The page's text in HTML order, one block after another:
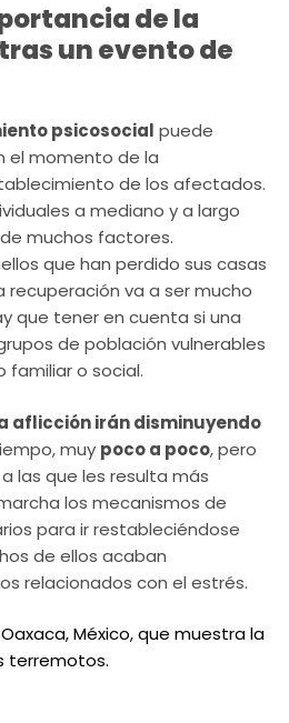
de la
un evento de
psicosocial puede
el momento de la
de los afectados.
a mediano y a largo
muchos factores.
que han perdido sus casas
recuperación va a ser mucho
que tener en cuenta si una
de población vulnerables
familiar o social.
aflicción irán disminuyendo
muy poco a poco, pero
las que les resulta más
los mecanismos de
para ir restableciéndose
de ellos acaban
relacionados con el estrés.